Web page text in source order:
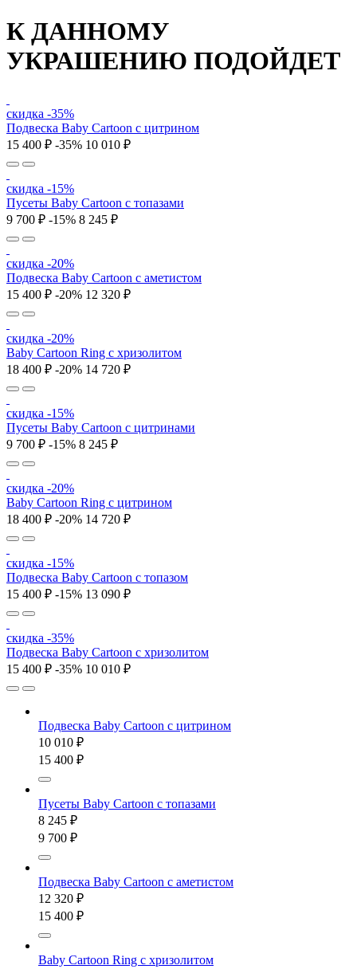
К ДАННОМУ
УКРАШЕНИЮ ПОДОЙДЕТ
скидка -35%
Подвеска Baby Cartoon с цитрином
15 400 ₽ -35% 10 010 ₽
скидка -15%
Пусеты Baby Cartoon с топазами
9 700 ₽ -15% 8 245 ₽
скидка -20%
Подвеска Baby Cartoon с аметистом
15 400 ₽ -20% 12 320 ₽
скидка -20%
Baby Cartoon Ring с хризолитом
18 400 ₽ -20% 14 720 ₽
скидка -15%
Пусеты Baby Cartoon с цитринами
9 700 ₽ -15% 8 245 ₽
скидка -20%
Baby Cartoon Ring с цитрином
18 400 ₽ -20% 14 720 ₽
скидка -15%
Подвеска Baby Cartoon с топазом
15 400 ₽ -15% 13 090 ₽
скидка -35%
Подвеска Baby Cartoon с хризолитом
15 400 ₽ -35% 10 010 ₽
Подвеска Baby Cartoon с цитрином
10 010 ₽
15 400 ₽
Пусеты Baby Cartoon с топазами
8 245 ₽
9 700 ₽
Подвеска Baby Cartoon с аметистом
12 320 ₽
15 400 ₽
Baby Cartoon Ring с хризолитом